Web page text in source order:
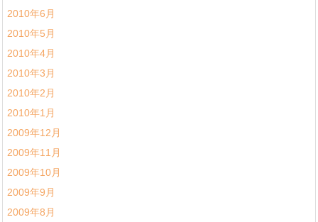
2010年6月
2010年5月
2010年4月
2010年3月
2010年2月
2010年1月
2009年12月
2009年11月
2009年10月
2009年9月
2009年8月